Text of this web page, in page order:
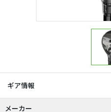
ギア情報
メーカー